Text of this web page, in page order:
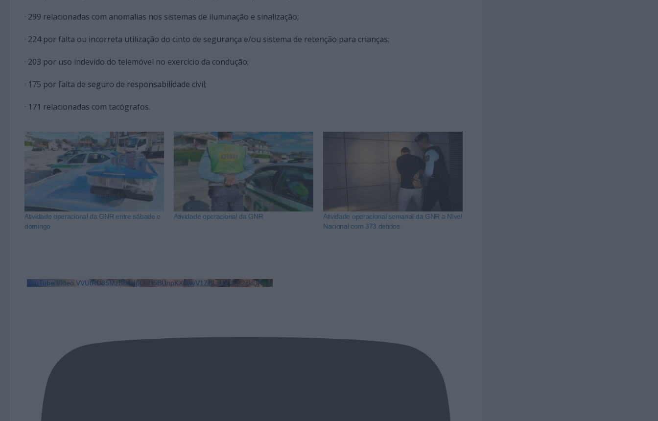
· 299 relacionadas com anomalias nos sistemas de iluminação e sinalização;
· 224 por falta ou incorreta utilização do cinto de segurança e/ou sistema de retenção para crianças;
· 203 por uso indevido do telemóvel no exercício da condução;
· 175 por falta de seguro de responsabilidade civil;
· 171 relacionadas com tacógrafos.
Atividade operacional da GNR entre sábado e
domingo
Atividade operacional da GNR
Atividade operacional semanal da GNR a Nível
Nacional com 373 detidos
YouTube Video VVUtRU85MzBBcHpOcU5BUnpKX0wyV1ZBLmNCa2l2ckl3RkxJ